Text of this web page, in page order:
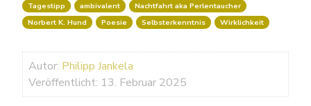
Tagestipp ambivalent
Nachtfahrt aka Perlentaucher
Norbert K. Hund
Poesie Selbsterkenntnis Wirklichkeit
Autor: Philipp Jankela
Veröffentlicht: 13. Februar 2025